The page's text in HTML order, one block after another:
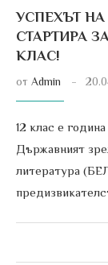
УСПЕХЪТ НА
СТАРТИРА
КЛАС!
от Admin
12 клас е
Държавният
литература